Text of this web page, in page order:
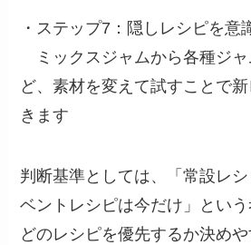
・ステップ7：隠しレシピを意
ミックスジャムから各種ジ
ど、素材を変えて試すことで
きます
判断基準としては、「常設レ
ベントレシピは今だけ」という
どのレシピを優先するか決めや